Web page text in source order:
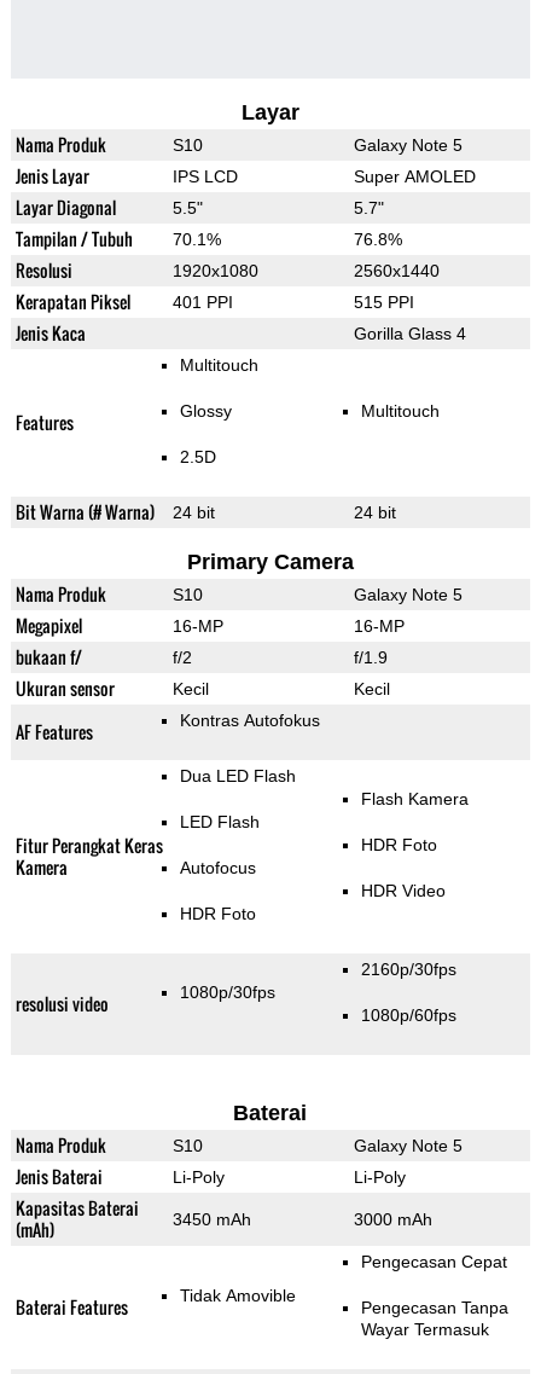
Layar
Nama Produk S10 Galaxy Note 5
Jenis Layar IPS LCD Super AMOLED
Layar Diagonal 5.5" 5.7"
Tampilan / Tubuh 70.1% 76.8%
Resolusi 1920x1080 2560x1440
Kerapatan Piksel 401 PPI 515 PPI
Jenis Kaca Gorilla Glass 4
Features
Multitouch
Glossy
2.5D
Multitouch
Bit Warna (# Warna) 24 bit 24 bit
Primary Camera
Nama Produk S10 Galaxy Note 5
Megapixel 16-MP 16-MP
bukaan f/ f/2 f/1.9
Ukuran sensor Kecil Kecil
AF Features Kontras Autofokus
Fitur Perangkat Keras
Kamera
Dua LED Flash
LED Flash
Autofocus
HDR Foto
Flash Kamera
HDR Foto
HDR Video
resolusi video 1080p/30fps
2160p/30fps
1080p/60fps
Baterai
Nama Produk S10 Galaxy Note 5
Jenis Baterai Li-Poly Li-Poly
Kapasitas Baterai
(mAh)
3450 mAh 3000 mAh
Baterai Features Tidak Amovible
Pengecasan Cepat
Pengecasan Tanpa
Wayar Termasuk